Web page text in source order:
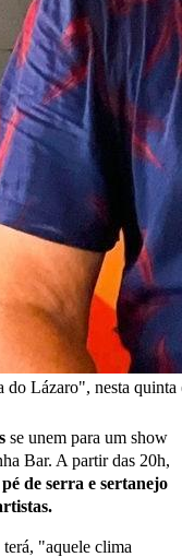
do Lázaro", nesta quinta
se unem para um show
Bar. A partir das 20h,
de serra e sertanejo
"aquele clima